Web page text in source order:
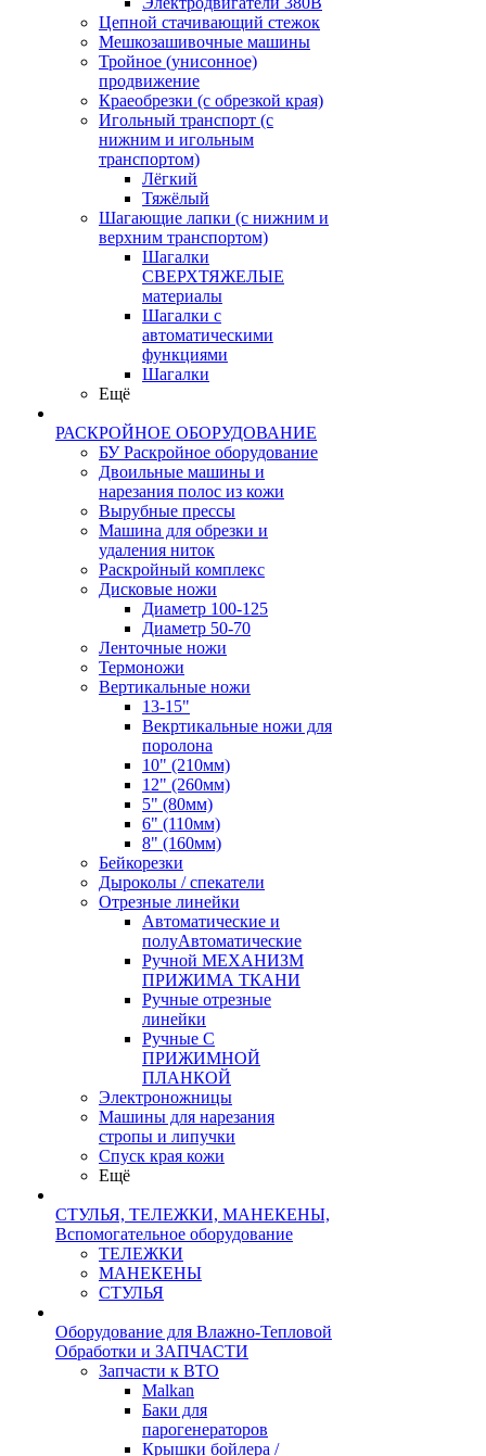
Цепной стачивающий стежок
Мешкозашивочные машины
Тройное (унисонное)
продвижение
Краеобрезки (с обрезкой края)
Игольный транспорт (с
нижним и игольным
транспортом)
Лёгкий
Тяжёлый
Шагающие лапки (с нижним и
верхним транспортом)
Шагалки
СВЕРХТЯЖЕЛЫЕ
материалы
Шагалки с
автоматическими
функциями
Шагалки
Ещё
РАСКРОЙНОЕ ОБОРУДОВАНИЕ
БУ Раскройное оборудование
Двоильные машины и
нарезания полос из кожи
Вырубные прессы
Машина для обрезки и
удаления ниток
Раскройный комплекс
Дисковые ножи
Диаметр 100-125
Диаметр 50-70
Ленточные ножи
Термоножи
Вертикальные ножи
13-15"
Векртикальные ножи для
поролона
10" (210мм)
12" (260мм)
5" (80мм)
6" (110мм)
8" (160мм)
Бейкорезки
Дыроколы / спекатели
Отрезные линейки
Автоматические и
полуАвтоматические
Ручной МЕХАНИЗМ
ПРИЖИМА ТКАНИ
Ручные отрезные
линейки
Ручные С
ПРИЖИМНОЙ
ПЛАНКОЙ
Электроножницы
Машины для нарезания
стропы и липучки
Спуск края кожи
Ещё
СТУЛЬЯ, ТЕЛЕЖКИ, МАНЕКЕНЫ,
Вспомогательное оборудование
ТЕЛЕЖКИ
МАНЕКЕНЫ
СТУЛЬЯ
Оборудование для Влажно-Тепловой
Обработки и ЗАПЧАСТИ
Запчасти к ВТО
Malkan
Баки для
парогенераторов
Крышки бойлера /